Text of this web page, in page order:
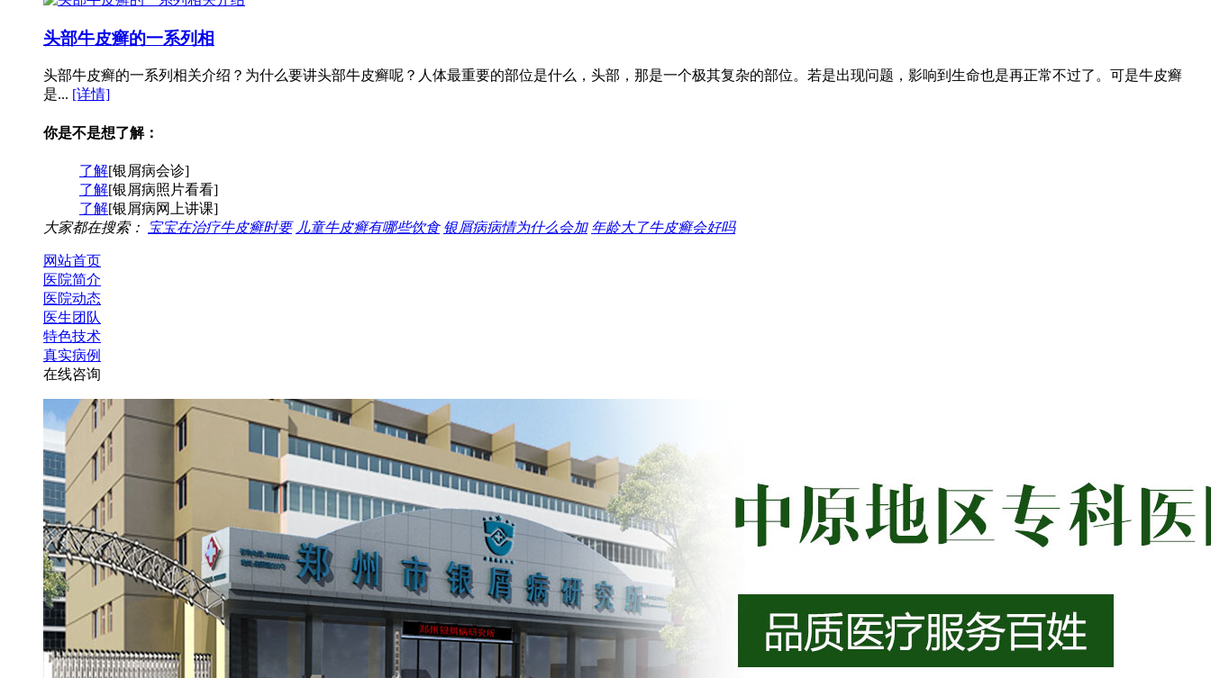
头部牛皮癣的一系列相
头部牛皮癣的一系列相关介绍？为什么要讲头部牛皮癣呢？人体最重要的部位是什么，头部，那是一个极其复杂的部位。若是出现问题，影响到生命也是再正常不过了。可是牛皮癣
是... [详情]
你是不是想了解：
了解[银屑病会诊]
了解[银屑病照片看看]
了解[银屑病网上讲课]
大家都在搜索：
宝宝在治疗牛皮癣时要 儿童牛皮癣有哪些饮食 银屑病病情为什么会加 年龄大了牛皮癣会好吗
网站首页
医院简介
医院动态
医生团队
特色技术
真实病例
在线咨询